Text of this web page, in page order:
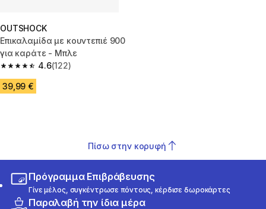
OUTSHOCK
Επικαλαμίδα με κουντεπιέ 900
για καράτε - Μπλε
4.6
4.6 out of 5 stars from 122 reviews
(122)
39,99 €
Πίσω στην κορυφή
Πρόγραμμα Επιβράβευσης
Γίνε μέλος, συγκέντρωσε πόντους, κέρδισε δωροκάρτες
Παραλαβή την ίδια μέρα